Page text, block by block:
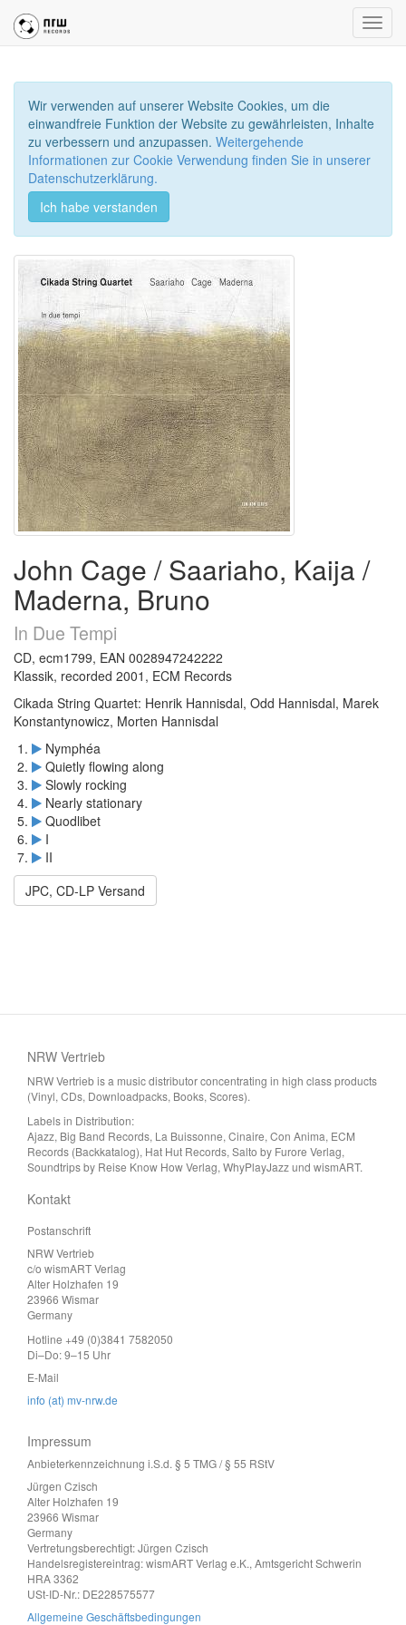
Wir verwenden auf unserer Website Cookies, um die
einwandfreie Funktion der Website zu gewährleisten, Inhalte
zu verbessern und anzupassen. Weitergehende
Informationen zur Cookie Verwendung finden Sie in unserer
Datenschutzerklärung.
Ich habe verstanden
John Cage / Saariaho, Kaija /
Maderna, Bruno
In Due Tempi
CD, ecm1799, EAN 0028947242222
Klassik, recorded 2001, ECM Records
Cikada String Quartet: Henrik Hannisdal, Odd Hannisdal, Marek
Konstantynowicz, Morten Hannisdal
Nymphéa
Quietly flowing along
Slowly rocking
Nearly stationary
Quodlibet
I
II
JPC, CD-LP Versand
NRW Vertrieb
NRW Vertrieb is a music distributor concentrating in high class products
(Vinyl, CDs, Downloadpacks, Books, Scores).
Labels in Distribution:
Ajazz, Big Band Records, La Buissonne, Cinaire, Con Anima, ECM
Records (Backkatalog), Hat Hut Records, Salto by Furore Verlag,
Soundtrips by Reise Know How Verlag, WhyPlayJazz und wismART.
Kontakt
Postanschrift
NRW Vertrieb
c/o wismART Verlag
Alter Holzhafen 19
23966 Wismar
Germany
Hotline +49 (0)3841 7582050
Di–Do: 9–15 Uhr
E-Mail
info (at) mv-nrw.de
Impressum
Anbieterkennzeichnung i.S.d. § 5 TMG / § 55 RStV
Jürgen Czisch
Alter Holzhafen 19
23966 Wismar
Germany
Vertretungsberechtigt: Jürgen Czisch
Handelsregistereintrag: wismART Verlag e.K., Amtsgericht Schwerin
HRA 3362
USt-ID-Nr.: DE228575577
Allgemeine Geschäftsbedingungen